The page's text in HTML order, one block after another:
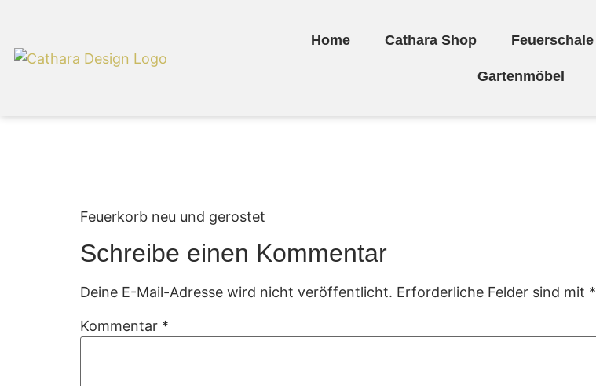
Home Cathara Shop Feuerschale
Gartenmöbel
Feuerkorb neu und gerostet
Schreibe einen Kommentar
Deine E-Mail-Adresse wird nicht veröffentlicht. Erforderliche Felder sind mit *
Kommentar *